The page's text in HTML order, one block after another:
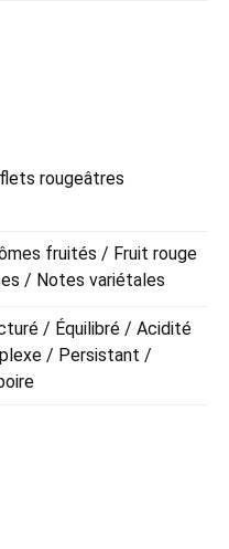
rougeâtres
fruités / Fruit rouge
/ Notes variétales
/ Équilibré / Acidité
/ Persistant /